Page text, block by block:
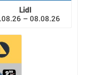
Lidl
– 08.08.26